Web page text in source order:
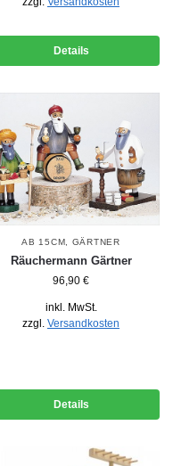
Details
AB 15CM, GÄRTNER
Räuchermann Gärtner
96,90 €
inkl. MwSt.
zzgl. Versandkosten
Details